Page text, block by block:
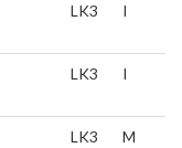
LK3 I
LK3 I
LK3 M